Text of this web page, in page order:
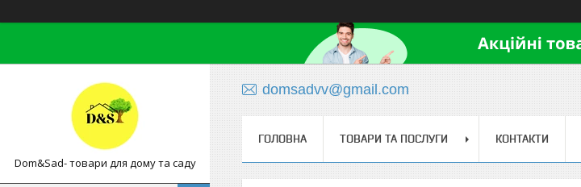
Dom&Sad- товари для дому та саду
domsadvv@gmail.com
ГОЛОВНА ТОВАРИ ТА ПОСЛУГИ КОНТАКТИ